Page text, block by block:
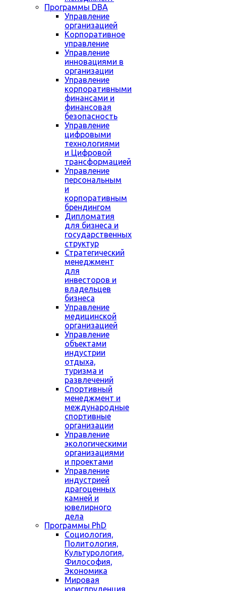
Программы DBA
Управление
организацией
Корпоративное
управление
Управление
инновациями в
организации
Управление
корпоративными
финансами и
финансовая
безопасность
Управление
цифровыми
технологиями
и Цифровой
трансформацией
Управление
персональным
и
корпоративным
брендингом
Дипломатия
для бизнеса и
государственных
структур
Стратегический
менеджмент
для
инвесторов и
владельцев
бизнеса
Управление
медицинской
организацией
Управление
объектами
индустрии
отдыха,
туризма и
развлечений
Спортивный
менеджмент и
международные
спортивные
организации
Управление
экологическими
организациями
и проектами
Управление
индустрией
драгоценных
камней и
ювелирного
дела
Программы PhD
Социология,
Политология,
Культурология,
Философия,
Экономика
Мировая
юриспруденция